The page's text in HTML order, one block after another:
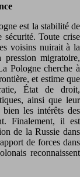
est la stabilité de
Toute crise
voisins nuirait à la
migratoire,
Pologne cherche à
et estime que
État de droit,
ainsi que leur
les intérêts des
Finalement, il est
de la Russie dans
de forces dans
reconnaissent